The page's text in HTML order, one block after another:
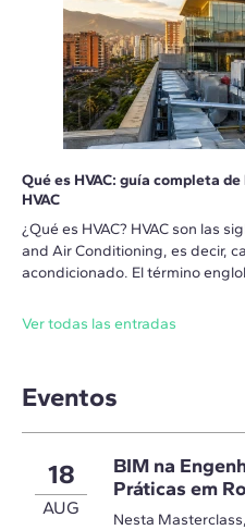
Qué es HVAC: guía completa
HVAC
¿Qué es HVAC? HVAC son las
and Air Conditioning, es decir,
acondicionado. El término
Ver todas las entradas
Eventos
18
AUG
BIM na
Práticas em
Nesta